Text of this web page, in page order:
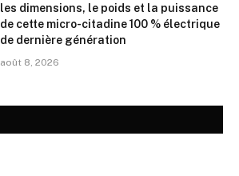
les dimensions, le poids et la puissance
de cette micro-citadine 100 % électrique
de dernière génération
août 8, 2026